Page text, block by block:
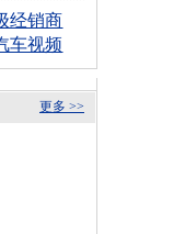
经销商
车视频
更多 >>